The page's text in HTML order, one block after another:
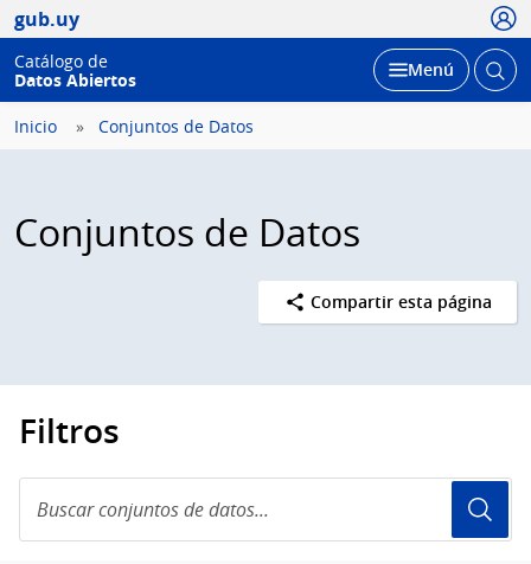
gub.uy
Catálogo de
Datos Abiertos
Desplegar
Menú Abrir
Inicio Conjuntos de Datos
Conjuntos de Datos
Compartir esta página
Filtros
conjuntos
de